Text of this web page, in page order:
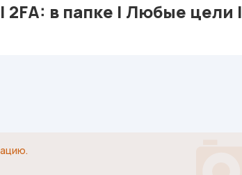
2FA: в папке | Любые цели |